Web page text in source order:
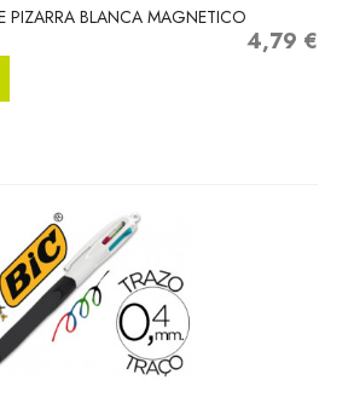
PIZARRA BLANCA MAGNETICO
Precio
4,79 €